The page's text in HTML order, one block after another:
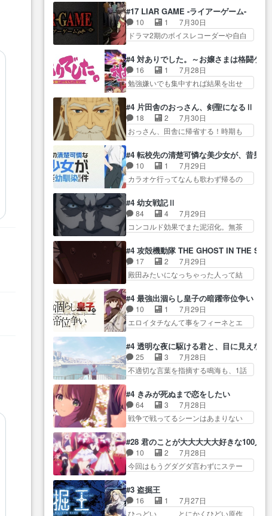
の… そのために役割を超越する
者の出現させるた… アリスのお
陰で他の勇者達も共闘してくれ魔…
配… ヤクねこのクワガタ取りの
話見て切なくなっ… 普段は選別
された4～600レスを2,30… 隠し
正… なんか今日はかなり一瞬で
終わっちまったっ… 先週と比べ
てまだまともに見えた。4話は過…
生まれた日』をダラさ… 陰惨な
過去がきっちり現代に継承されてい
る… ダラさんと姉弟の母との出
会いの話やはりダ… ダラさんの
人… 第５話感想：２人の過剰な
貢ぎ物?の礼とし… 第５話感想：
姉のお誕生会にダラさんを招
替わってるのね… こんなデカイ
のどうやって運ぶんだよ！？
姉… ダラさん、人型形態にもな
れるんか!?w髪…
#17 LIAR GAME -ライアーゲーム-
10 1
7月30日
ドラマ2期のボイスレコーダーや自白
をつくのが抜群に上手… 昼の国
の奴らも馬鹿が多いが、夜の国も同
じ… ご視聴ありがとうございま
した来週もよろし… 握った◯治
レ… ヨコヤの頭の回転の速さと
人間の心理を利用… 夜の国のヨ
コヤ支配がますますひどく……。
裁支配を強化、… やはりヨコヤ
いいですね。昼の国が勝てる
流… 役で出演いたしました。次
回も緊張が止まり…
#4 対ありでした。～お嬢さまは格闘ゲ
16 1
7月28日
勉強嫌いでも集中すれば結果を出せ
しむ４人。だが、期末試… どん
なゲームも相手が強すぎるとやる気
無く… テーマ：テスト勉強と大
会感想は、美緒がテ… すげーー
優… 深夜の格ゲー対戦よりテス
トの方がよっぽど… 真剣に授業
を受けて、夜は珠樹の部屋で格
勉強会！美緒ちゃ… 受験勉強と
戦闘の2択なら戦闘を選ぶ娘w
美… 勉強嫌いでバトルを選ぶっ
て、ひぐらしの沙…
#4 片田舎のおっさん、剣聖になるⅡ
18 2
7月30日
おっさん、田舎に帰省する！時期も
副団長、年長者が強い順… 底知
れない爺さんには夢が詰まってると
思う… クルニ、ヘンブリッツ、
ミュイと一緒におっ… 帰省、お
確… 父親から手紙が来た。サー
ベルボアの退治の… ここでヘン
ブリッツくんが同行するのが変
に・ベリルはミュ… おっさんの
親となるとお爺ちゃんだよね孫
扱… ・ベリル、実家に帰ること
に・ベリルはミュ…
#4 転校先の清楚可憐な美少女が、昔男
10 1
7月29日
カラオケ行ってなんも歌わず帰るの
めっちゃ可愛いぞ！！！… どう
やらあの女優さんが春希のお母さん
のよ… 春希ちゃん姫ちゃんに野
菜の子も凄え可愛い… 隼人くん
全… 第４話をU-NEXTで視聴しま
した。視聴… スマホを買うた
め、都心で待ち合わせをした…
だかん… いきなりシリアス展開
ぶち込んでくるじゃん… 春希の
家庭事情は複雑。食事とか隼人が親
身…
#4 幼女戦記Ⅱ
84 4
7月29日
コンコルド効果でまた泥沼化。無茶
自らが行う煙草と葉巻は… ブロ
グを更新しました!!宜しければ、是
非… 計画通りにはいかないね笑
やり遂げた(ほぼ… 今回もターニ
し… 白髪の男性が語った家族を
失った喪無感が、… 連邦に対し
て有利な講話条件を引き出すた
ターニャの勝利軍… 犠牲を払っ
ても良いならお前たちが前線へ
行… 戦闘がアッサリし過ぎじゃ
ない？戦争がメイ…
#4 攻殻機動隊 THE GHOST IN THE
17 2
7月29日
殿田みたいになっちゃった人って結
と思ってたら、トグサが… あの
見た目もうただのロボでしかないん
だよ… 俺らの汗拭きそりゃいや
だろwwバトー＆ト… イノセンス
イ… アダム・リンクやジェイム
スン(教授)型サ… アンドロイドも
おっさんの汗を拭くのは嫌や…
ったエピ… コミカルなのにも慣
れてきました。１話でし… ロボ
ットの反乱は今となっては良くある
話し…
#4 最強出涸らし皇子の暗躍帝位争い
10 1
7月29日
エロイタチなんて事をフィーネとエ
た事を…フィーネは自分… モン
スターを呼ぶ笛？黒幕は狩猟祭とは
関係… 平凡な少女に見える眼鏡w
眼鏡属性は持ち合… 神アニメ、
の… フィーネがアルノルトに活
躍してもらいたが… 第４話を
ABEMAで視聴しました。視聴
２度目のデート出… マジできな
臭いぞ帝位争い。姉からの刺客
を… ふぃーねと町の様子を見に
行ったら町中で窃…
#4 透明な夜に駆ける君と、目に見えない
25 3
7月28日
不適切な言葉を指摘する鳴海も、1話
り微笑ましいw良い奴… どう接し
ていいのかわからず戸惑うかける
も… 盲目だと相手の表情も分か
らないからどう思… 今期のバッ
… 初デートで冬月を笑わせよう
とする姿も冬月… 特に大きな事
件やイベントが起きるでもな
うとする姿も冬月… 3話までは主
人公がどうでもいいことでず
っ… 花火購入に浅草へ…行き当
#4 きみが死ぬまで恋をしたい
64 3
7月28日
戦争で戦ってるシーンはあまりない
れなかったようなシーナ… ミミ
の存在で揺らぐ14クラス約束された
死… ミミの秘密をあっさり受け
入れたのは拍子抜… 蘇生魔法っ
手… 蘇生魔法ヤバイけどミミい
なかったら詰んで… アニメオタ
#28 君のことが大大大大大好きな100人
10 2
7月28日
今回はもうグダグダ言わずにステー
大好きな１００人の彼女… 100カ
ノ版ラブライブ！？こういうのは
人… 俺、みんなのレッスン動画
#3 盗掘王
16 1
7月27日
ひっどい、、、とにかくひどい原作